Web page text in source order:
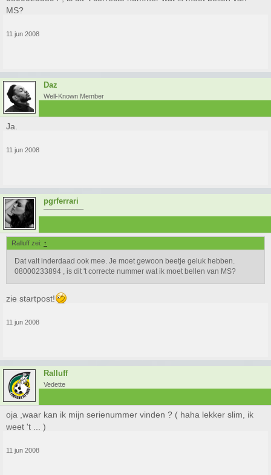
MS?
11 jun 2008
Daz
Well-Known Member
Ja.
11 jun 2008
pgrferrari
¯¯¯¯¯¯¯¯¯¯¯
Ralluff zei: ↑
Dat valt inderdaad ook mee. Je moet gewoon beetje geluk hebben.
08000233894 , is dit 't correcte nummer wat ik moet bellen van MS?
zie startpost!
11 jun 2008
Ralluff
Vedette
oja ,waar kan ik mijn serienummer vinden ? ( haha lekker slim, ik
weet 't ... )
11 jun 2008